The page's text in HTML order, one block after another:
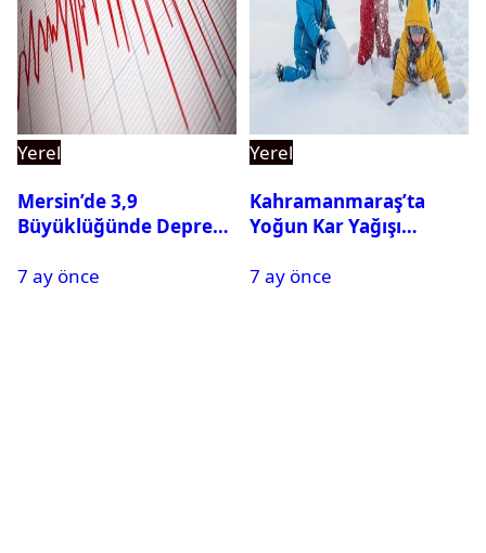
Yerel
Mersin’de 3,9
Büyüklüğünde Deprem
7 ay önce
Yerel
Kahramanmaraş’ta
Yoğun Kar Yağışı
Tatil
7 ay önce